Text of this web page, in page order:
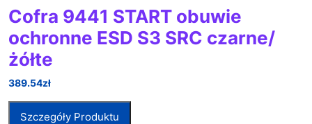
Cofra 9441 START obuwie
ochronne ESD S3 SRC czarne/
żółte
389.54zł
Szczegóły Produktu